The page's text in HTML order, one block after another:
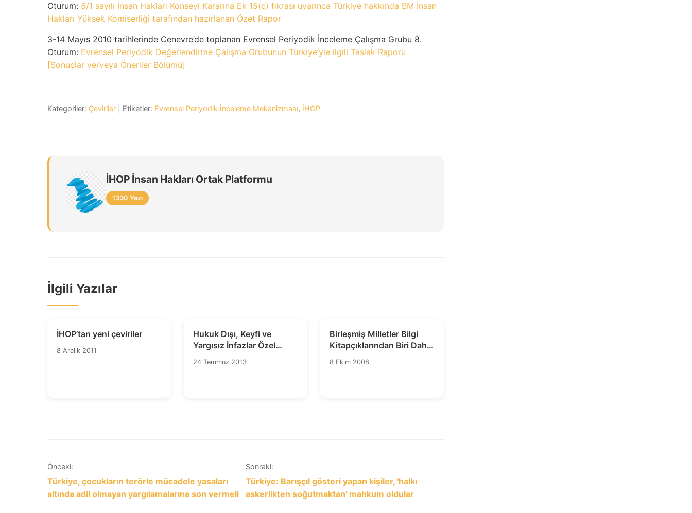
Oturum: 5/1 sayılı İnsan Hakları Konseyi Kararına Ek 15(c) fıkrası uyarınca Türkiye hakkında BM İnsan
Hakları Yüksek Komiserliği tarafından hazırlanan Özet Rapor
3-14 Mayıs 2010 tarihlerinde Cenevre’de toplanan Evrensel Periyodik İnceleme Çalışma Grubu 8.
Oturum: Evrensel Periyodik Değerlendirme Çalışma Grubunun Türkiye’yle ilgili Taslak Raporu
[Sonuçlar ve/veya Öneriler Bölümü]
Kategoriler: Çeviriler | Etiketler: Evrensel Periyodik İnceleme Mekanizması, İHOP
İHOP İnsan Hakları Ortak Platformu
1330 Yazı
İlgili Yazılar
İHOP’tan yeni çeviriler
8 Aralık 2011
Hukuk Dışı, Keyfi ve
Yargısız İnfazlar Özel
Raportörü Christof
24 Temmuz 2013
Birleşmiş Milletler Bilgi
Kitapçıklarından Biri Daha
Türkçe’de
8 Ekim 2008
Yazı
gezinmesi
Önceki:
Türkiye, çocukların terörle mücadele yasaları
altında adil olmayan yargılamalarına son vermeli
Sonraki:
Türkiye: Barışçıl gösteri yapan kişiler, 'halkı
askerlikten soğutmaktan' mahkum oldular